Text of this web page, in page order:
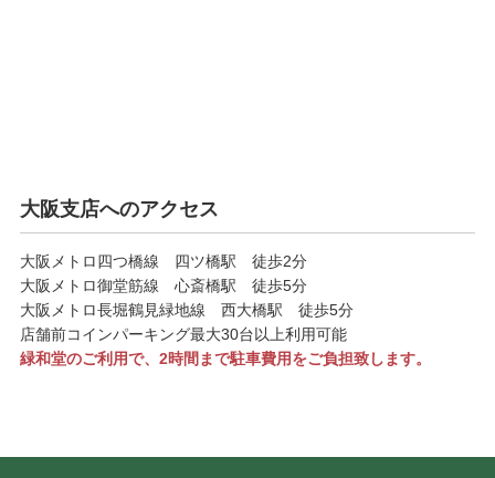
大阪支店へのアクセス
大阪メトロ四つ橋線 四ツ橋駅 徒歩2分
大阪メトロ御堂筋線 心斎橋駅 徒歩5分
大阪メトロ長堀鶴見緑地線 西大橋駅 徒歩5分
店舗前コインパーキング最大30台以上利用可能
緑和堂のご利用で、2時間まで駐車費用をご負担致します。